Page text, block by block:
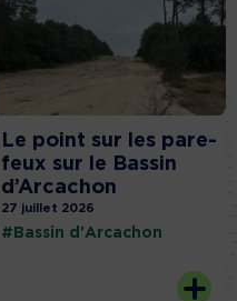
Le point sur les pare-
feux sur le Bassin
d’Arcachon
27 juillet 2026
#Bassin d'Arcachon